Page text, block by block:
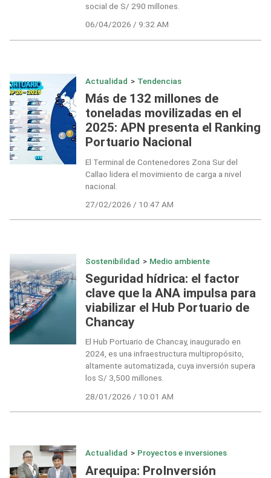
social de S/ 290 millones.
06/04/2026 / 9:32 AM
Actualidad > Tendencias
Más de 132 millones de
toneladas movilizadas en el
2025: APN presenta el Ranking
Portuario Nacional
El Terminal de Contenedores Zona Sur del
Callao lidera el movimiento de carga a nivel
nacional.
27/02/2026 / 10:47 AM
Sostenibilidad > Medio ambiente
Seguridad hídrica: el factor
clave que la ANA impulsa para
viabilizar el Hub Portuario de
Chancay
El Hub Portuario de Chancay, inaugurado en
2024, es una infraestructura multipropósito,
altamente automatizada, cuya inversión supera
los S/ 3,500 millones.
28/01/2026 / 10:01 AM
Actualidad > Proyectos e inversiones
Arequipa: ProInversión